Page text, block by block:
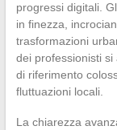
progressi digitali.
in finezza,
trasformazioni
dei professionisti
di riferimento
fluttuazioni locali.
La chiarezza